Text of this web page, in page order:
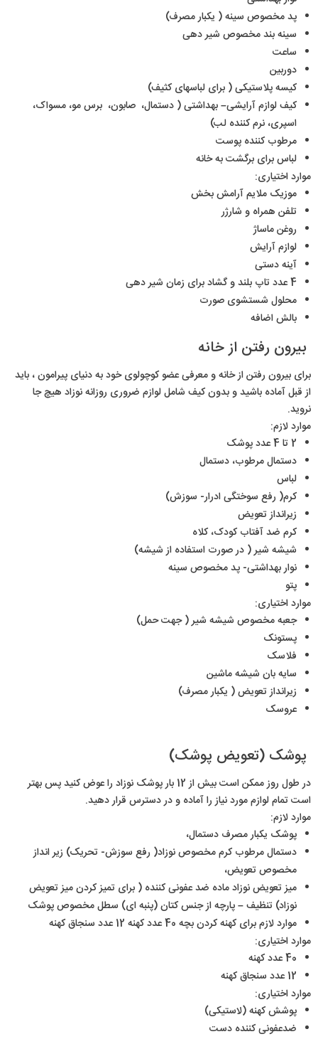
پد مخصوص سینه ( یکبار مصرف)
سینه بند مخصوص شیر دهی
ساعت
دوربین
کیسه پلاستیکی ( برای لباسهای کثیف)
کیف لوازم آرایشی– بهداشتی ( دستمال، صابون، برس مو، مسواک،
اسپری، نرم کننده لب)
مرطوب کننده پوست
لباس برای برگشت به خانه
موارد اختیاری:
موزیک ملایم آرامش بخش
تلفن همراه و شارژر
روغن ماساژ
لوازم آرایش
آینه دستی
4 عدد تاپ بلند و گشاد برای زمان شیر دهی
محلول شستشوی صورت
بالش اضافه
بیرون رفتن از خانه
برای بیرون رفتن از خانه و معرفی عضو کوچولوی خود به دنیای پیرامون ، باید
از قبل آماده باشید و بدون کیف شامل لوازم ضروری روزانه نوزاد هیچ جا
نروید.
موارد لازم:
2 تا 4 عدد پوشک
دستمال مرطوب، دستمال
لباس
کرم( رفع سوختگی ادرار- سوزش)
زیرانداز تعویض
کرم ضد آفتاب کودک، کلاه
شیشه شیر ( در صورت استفاده از شیشه)
نوار بهداشتی- پد مخصوص سینه
پتو
موارد اختیاری:
جعبه مخصوص شیشه شیر ( جهت حمل)
پستونک
فلاسک
سایه بان شیشه ماشین
زیرانداز تعویض ( یکبار مصرف)
عروسک
پوشک (تعویض پوشک)
در طول روز ممکن است بیش از 12 بار پوشک نوزاد را عوض کنید پس بهتر
است تمام لوازم مورد نیاز را آماده و در دسترس قرار دهید.
موارد لازم:
پوشک یکبار مصرف دستمال،
دستمال مرطوب کرم مخصوص نوزاد( رفع سوزش- تحریک) زیر انداز
مخصوص تعویض،
میز تعویض نوزاد ماده ضد عفونی کننده ( برای تمیز کردن میز تعویض
نوزاد) تنظیف – پارچه از جنس کتان (پنبه ای) سطل مخصوص پوشک
موارد لازم برای کهنه کردن بچه 40 عدد کهنه 12 عدد سنجاق کهنه
موارد اختیاری:
40 عدد کهنه
12 عدد سنجاق کهنه
موارد اختیاری:
پوشش کهنه (لاستیکی)
ضدعفونی کننده دست